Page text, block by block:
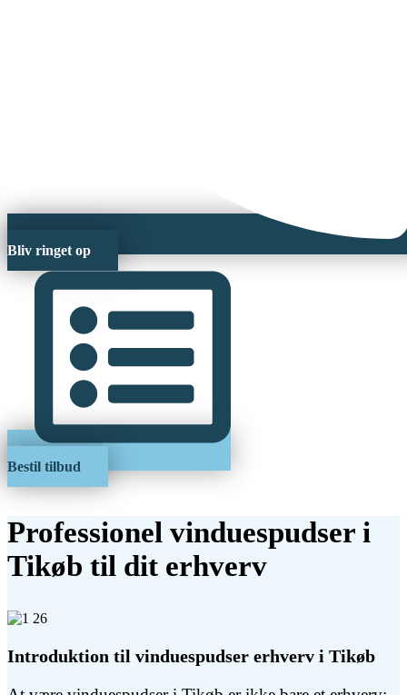
Bliv ringet op
Bestil tilbud
Professionel vinduespudser i
Tikøb til dit erhverv
Introduktion til vinduespudser erhverv i Tikøb